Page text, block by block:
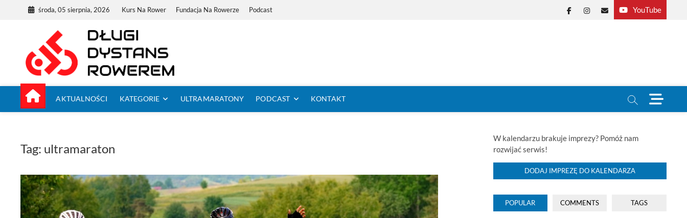
środa, 05 sierpnia, 2026 Kurs Na Rower Fundacja Na Rowerze Podcast YouTube
Facebook
Instagram
E-
AKTUALNOŚCI KATEGORIE ULTRAMARATONY PODCAST KONTAKT
M
e
n
o
Tag: ultramaraton
W kalendarzu brakuje imprezy? Pomóż nam
rozwijać serwis!
DODAJ IMPREZĘ DO KALENDARZA
POPULAR COMMENTS TAGS